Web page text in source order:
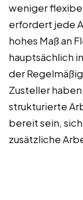
weniger
erfordert jede
hohes Maß an
hauptsächlich
der
Zusteller
strukturierte
bereit sein,
zusätzliche